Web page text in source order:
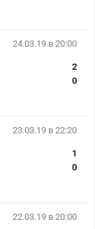
24.03.19 в 20:00
2
0
23.03.19 в 22:20
1
0
22.03.19 в 20:00